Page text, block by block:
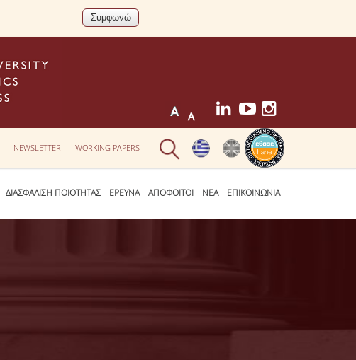
NEWSLETTER WORKING PAPERS
ΔΙΑΣΦΑΛΙΣΗ ΠΟΙΟΤΗΤΑΣ ΕΡΕΥΝΑ ΑΠΟΦΟΙΤΟΙ ΝΕΑ ΕΠΙΚΟΙΝΩΝΙΑ